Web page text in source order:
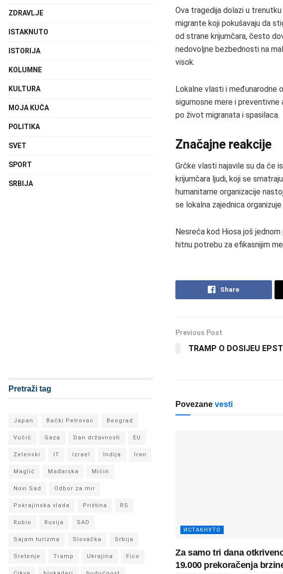
Ova tragedija dolazi u
migrante koji pokušavaju da
od strane krijumčara, često
nedovoljne bezbednosti na
visok.
Lokalne vlasti i međunarodne
sigurnosne mere i
po život migranata i spasilaca.
Značajne reakcije
Grčke vlasti najavile su da će
krijumčara ljudi, koji se
humanitarne organizacije
se lokalna zajednica
Nesreća kod Hiosa još
hitnu potrebu za efikasnijim
Share
Previous Post
TRAMP O DOSIJEU
Povezane vesti
ИСТАКНУТО
Za samo tri dana
19.000 prekoračenja
ZDRAVLJE
ISTAKNUTO
ISTORIJA
KOLUMNE
KULTURA
MOJA KUĆA
POLITIKA
SVET
SPORT
SRBIJA
Pretraži tag
Japan Bački Petrovac Beograd
Vučić Gaza Dan državnosti EU
Zelenski IT Izrael Indija Iran
Maglić Mađarska Mićin
Novi Sad Odbor za mir
Pokrajinska vlada Priština RS
Rubio Rusija SAD
Sajam turizma Slovačka Srbija
Sretenje Tramp Ukrajina Fico